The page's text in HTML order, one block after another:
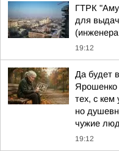
ГТРК
для
19:12
Да будет
Ярошенко
тех, с кем
но
чужие
19:12